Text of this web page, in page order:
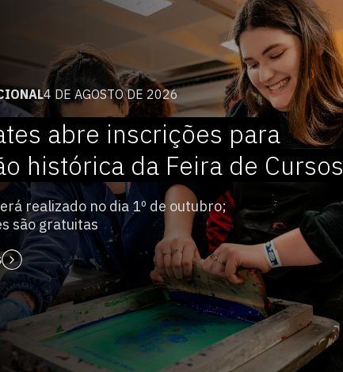
4 DE AGOSTO DE 2026
abre inscrições para
histórica da Feira de Cursos
realizado no dia 1º de outubro;
são gratuitas